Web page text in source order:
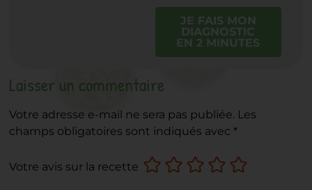
JE FAIS MON
DIAGNOSTIC
EN 2 MINUTES
Laisser un commentaire
Votre adresse e-mail ne sera pas publiée. Les
champs obligatoires sont indiqués avec *
Votre avis sur la recette